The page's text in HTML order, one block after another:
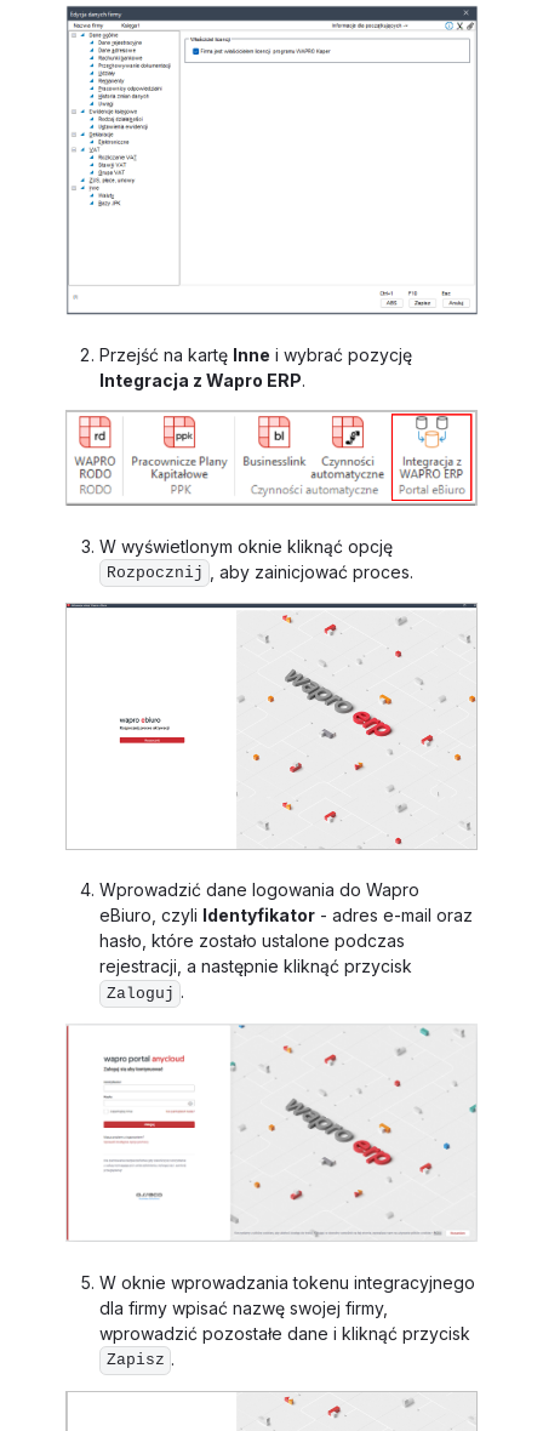
Przejść na kartę Inne i wybrać pozycję
Integracja z Wapro ERP.
W wyświetlonym oknie kliknąć opcję
Rozpocznij , aby zainicjować proces.
Wprowadzić dane logowania do Wapro
eBiuro, czyli Identyfikator - adres e-mail oraz
hasło, które zostało ustalone podczas
rejestracji, a następnie kliknąć przycisk
Zaloguj .
W oknie wprowadzania tokenu integracyjnego
dla firmy wpisać nazwę swojej firmy,
wprowadzić pozostałe dane i kliknąć przycisk
Zapisz .